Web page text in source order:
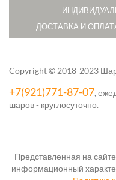
ДОСТАВКА И
Copyright © 2018-2023
+7(921)771-87-07,
шаров - круглосуточно.
Представленная на
информационный